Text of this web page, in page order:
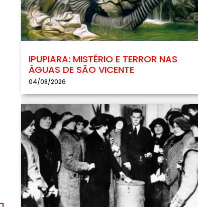
IPUPIARA: MISTÉRIO E TERROR NAS
ÁGUAS DE SÃO VICENTE
04/08/2026